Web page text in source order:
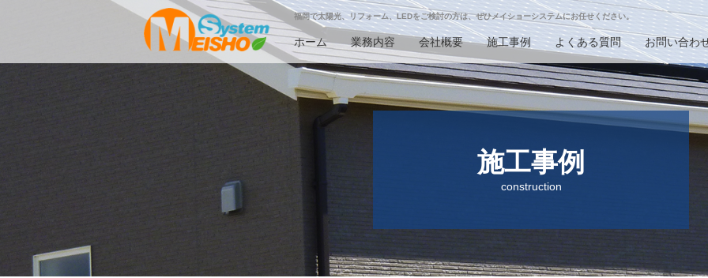
福岡で太陽光、リフォーム、LEDをご検討の方は、ぜひメイショーシステムにお任せください。
ホーム 業務内容 会社概要 施工事例 よくある質問 お問い合わ
施工事例
construction